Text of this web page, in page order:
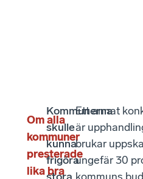
Om alla
kommuner
presterade
lika bra
Kommunerna
skulle
kunna
frigöra
Ett annat
är
brukar
ungefär 30